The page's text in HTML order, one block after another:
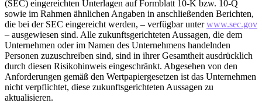
(SEC) eingereichten Unterlagen auf Formblatt 10-K bzw. 10-Q
sowie im Rahmen ähnlichen Angaben in anschließenden Berichten,
die bei der SEC eingereicht werden, – verfügbar unterwww.sec.gov
– ausgewiesen sind. Alle zukunftsgerichteten Aussagen, die dem
Unternehmen oder im Namen des Unternehmens handelnden
Personen zuzuschreiben sind, sind in ihrer Gesamtheit ausdrücklich
durch diesen Risikohinweis eingeschränkt. Abgesehen von den
Anforderungen gemäß den Wertpapiergesetzen ist das Unternehmen
nicht verpflichtet, diese zukunftsgerichteten Aussagen zu
aktualisieren.